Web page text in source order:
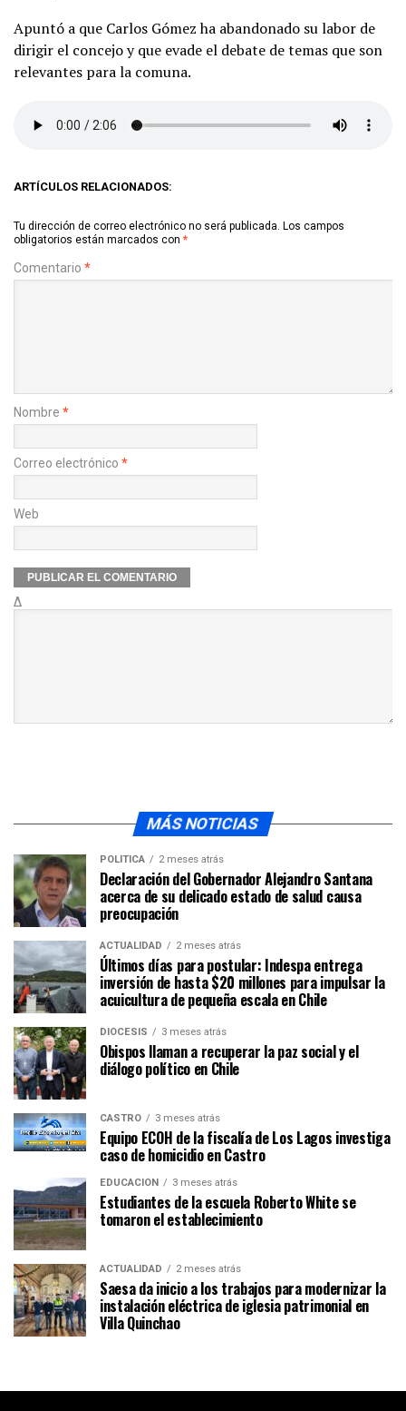
Apuntó a que Carlos Gómez ha abandonado su labor de
dirigir el concejo y que evade el debate de temas que son
relevantes para la comuna.
ARTÍCULOS RELACIONADOS:
Tu dirección de correo electrónico no será publicada. Los campos
obligatorios están marcados con *
Comentario *
Nombre *
Correo electrónico *
Web
Δ
MÁS NOTICIAS
POLÍTICA 2 meses atrás
Declaración del Gobernador Alejandro Santana
acerca de su delicado estado de salud causa
preocupación
ACTUALIDAD 2 meses atrás
Últimos días para postular: Indespa entrega
inversión de hasta $20 millones para impulsar la
acuicultura de pequeña escala en Chile
DIÓCESIS 3 meses atrás
Obispos llaman a recuperar la paz social y el
diálogo político en Chile
CASTRO 3 meses atrás
Equipo ECOH de la fiscalía de Los Lagos investiga
caso de homicidio en Castro
EDUCACIÓN 3 meses atrás
Estudiantes de la escuela Roberto White se
tomaron el establecimiento
ACTUALIDAD 2 meses atrás
Saesa da inicio a los trabajos para modernizar la
instalación eléctrica de iglesia patrimonial en
Villa Quinchao